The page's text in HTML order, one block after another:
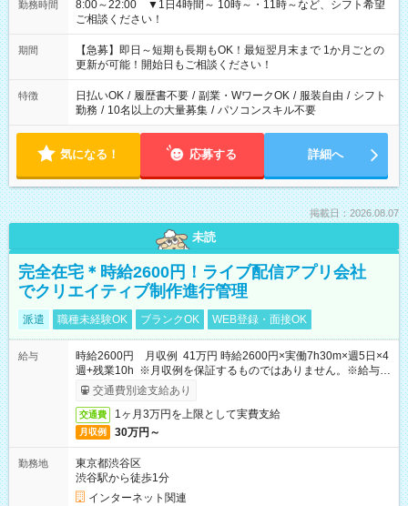
勤務時間
8:00～22:00 ▼1日4時間～ 10時～・11時～など、シフト希望
ご相談ください！
期間
【急募】即日～短期も長期もOK！最短翌月末まで 1か月ごとの
更新が可能！開始日もご相談ください！
特徴 日払いOK / 履歴書不要 / 副業・WワークOK / 服装自由 / シフト
勤務 / 10名以上の大量募集 / パソコンスキル不要
気になる！ 応募する 詳細へ
掲載日：2026.08.07
未読
完全在宅＊時給2600円！ライブ配信アプリ会社
でクリエイティブ制作進行管理
派遣 職種未経験OK ブランクOK WEB登録・面接OK
給与
時給2600円 月収例 41万円 時給2600円×実働7h30m×週5日×4
週+残業10h ※月収例を保証するものではありません。※給与即
受取りサービス利用可（利用条件有）
交通費別途支給あり
交通費 1ヶ月3万円を上限として実費支給
月収例 30万円～
勤務地
東京都渋谷区
渋谷駅から徒歩1分
インターネット関連